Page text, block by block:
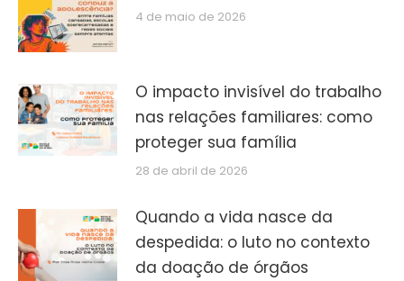
4 de maio de 2026
O impacto invisível do trabalho
nas relações familiares: como
proteger sua família
28 de abril de 2026
Quando a vida nasce da
despedida: o luto no contexto
da doação de órgãos